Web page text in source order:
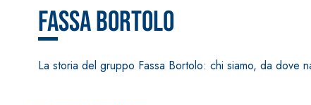
Fassa Bortolo
La storia del gruppo Fassa Bortolo: chi siamo, da dove